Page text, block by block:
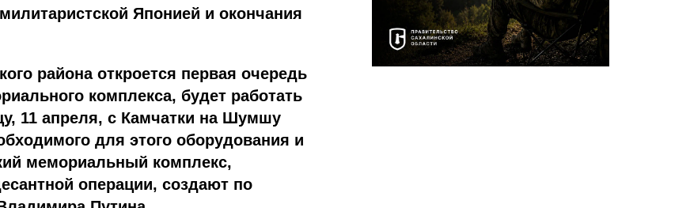
Японией и окончания
района откроется первая очередь
комплекса, будет работать
11 апреля, с Камчатки на Шумшу
для этого оборудования и
мемориальный комплекс,
операции, создают по